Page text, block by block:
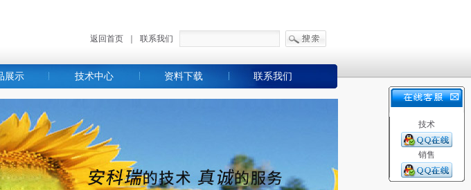
返回首页 联系我们
展示 技术中心 资料下载 联系我们
技术
销售